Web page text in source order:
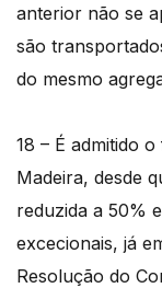
anterior não se
são
do mesmo
18 – É admitido
Madeira, desde
reduzida a 50%
excecionais, já
Resolução do